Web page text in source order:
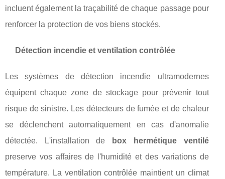
incluent également la traçabilité de chaque passage pour
renforcer la protection de vos biens stockés.
Détection incendie et ventilation contrôlée
Les systèmes de détection incendie ultramodernes
équipent chaque zone de stockage pour prévenir tout
risque de sinistre. Les détecteurs de fumée et de chaleur
se déclenchent automatiquement en cas d'anomalie
détectée. L'installation de
box hermétique ventilé
preserve vos affaires de l'humidité et des variations de
température. La ventilation contrôlée maintient un climat